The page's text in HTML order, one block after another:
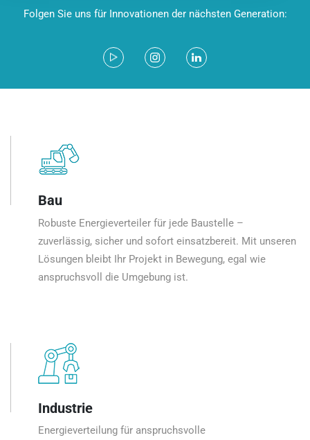
Folgen Sie uns für Innovationen der nächsten Generation:
Bau
Robuste Energieverteiler für jede Baustelle –
zuverlässig, sicher und sofort einsatzbereit. Mit unseren
Lösungen bleibt Ihr Projekt in Bewegung, egal wie
anspruchsvoll die Umgebung ist.
Industrie
Energieverteilung für anspruchsvolle